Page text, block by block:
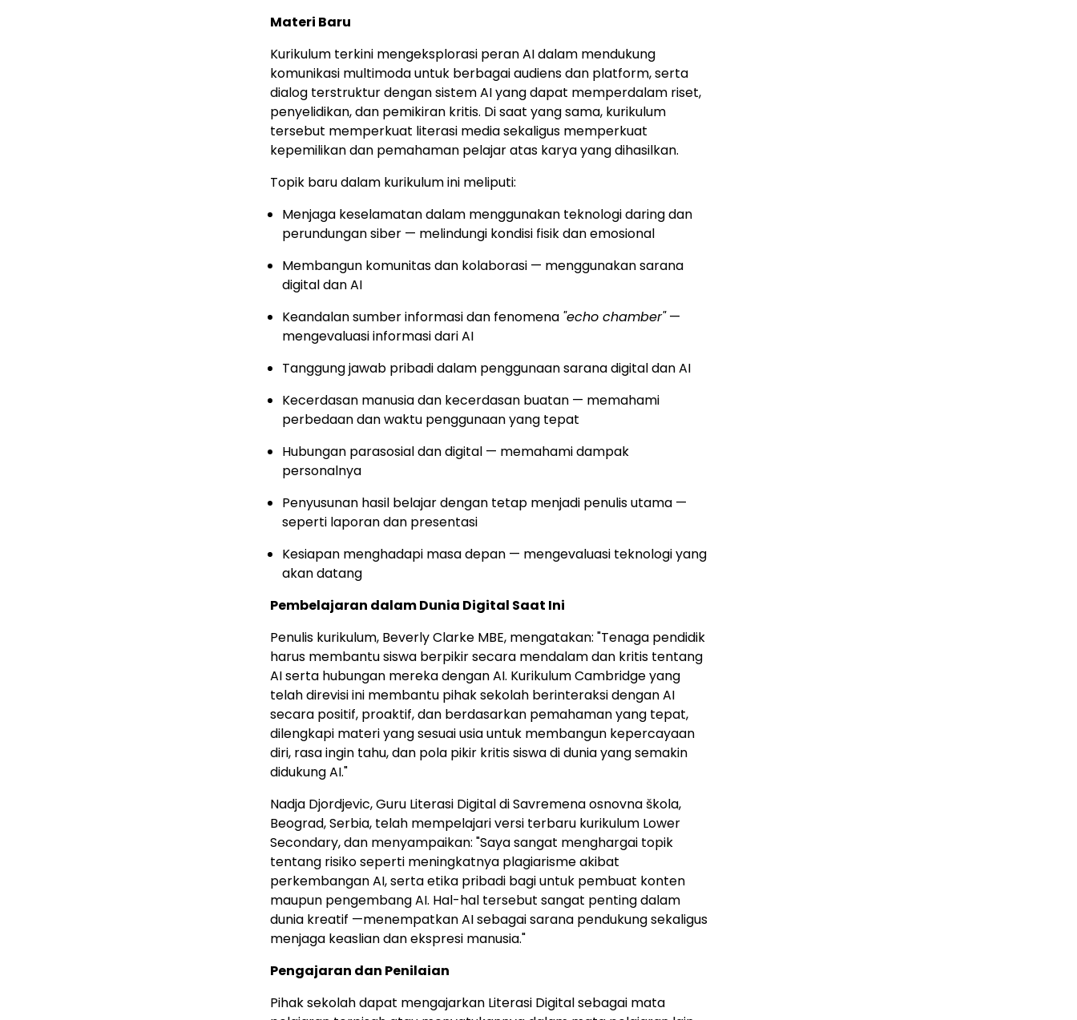
Materi Baru
Kurikulum terkini mengeksplorasi peran AI dalam mendukung
komunikasi multimoda untuk berbagai audiens dan platform, serta
dialog terstruktur dengan sistem AI yang dapat memperdalam riset,
penyelidikan, dan pemikiran kritis. Di saat yang sama, kurikulum
tersebut memperkuat literasi media sekaligus memperkuat
kepemilikan dan pemahaman pelajar atas karya yang dihasilkan.
Topik baru dalam kurikulum ini meliputi:
Menjaga keselamatan dalam menggunakan teknologi daring dan
perundungan siber — melindungi kondisi fisik dan emosional
Membangun komunitas dan kolaborasi — menggunakan sarana
digital dan AI
Keandalan sumber informasi dan fenomena "echo chamber"—
mengevaluasi informasi dari AI
Tanggung jawab pribadi dalam penggunaan sarana digital dan AI
Kecerdasan manusia dan kecerdasan buatan — memahami
perbedaan dan waktu penggunaan yang tepat
Hubungan parasosial dan digital — memahami dampak
personalnya
Penyusunan hasil belajar dengan tetap menjadi penulis utama —
seperti laporan dan presentasi
Kesiapan menghadapi masa depan — mengevaluasi teknologi yang
akan datang
Pembelajaran dalam Dunia Digital Saat Ini
Penulis kurikulum, Beverly Clarke MBE, mengatakan: "Tenaga pendidik
harus membantu siswa berpikir secara mendalam dan kritis tentang
AI serta hubungan mereka dengan AI. Kurikulum Cambridge yang
telah direvisi ini membantu pihak sekolah berinteraksi dengan AI
secara positif, proaktif, dan berdasarkan pemahaman yang tepat,
dilengkapi materi yang sesuai usia untuk membangun kepercayaan
diri, rasa ingin tahu, dan pola pikir kritis siswa di dunia yang semakin
didukung AI."
Nadja Djordjevic, Guru Literasi Digital di Savremena osnovna škola,
Beograd, Serbia, telah mempelajari versi terbaru kurikulum Lower
Secondary, dan menyampaikan: "Saya sangat menghargai topik
tentang risiko seperti meningkatnya plagiarisme akibat
perkembangan AI, serta etika pribadi bagi untuk pembuat konten
maupun pengembang AI. Hal-hal tersebut sangat penting dalam
dunia kreatif —menempatkan AI sebagai sarana pendukung sekaligus
menjaga keaslian dan ekspresi manusia."
Pengajaran dan Penilaian
Pihak sekolah dapat mengajarkan Literasi Digital sebagai mata